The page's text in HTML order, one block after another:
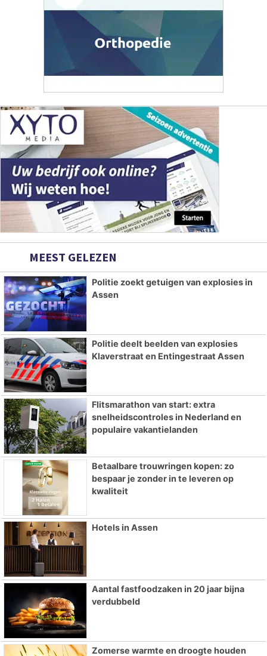
MEEST GELEZEN
Politie zoekt getuigen van explosies in
Assen
Politie deelt beelden van explosies
Klaverstraat en Entingestraat Assen
Flitsmarathon van start: extra
snelheidscontroles in Nederland en
populaire vakantielanden
Betaalbare trouwringen kopen: zo
bespaar je zonder in te leveren op
kwaliteit
Hotels in Assen
Aantal fastfoodzaken in 20 jaar bijna
verdubbeld
Zomerse warmte en droogte houden